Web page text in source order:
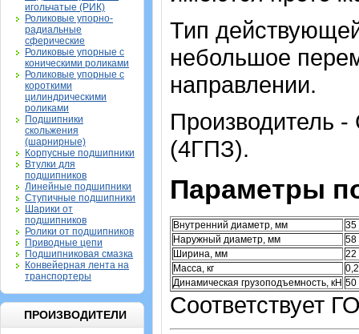
игольчатые (РИК)
Роликовые упорно-
радиальные
сферические
Роликовые упорные с
коническими роликами
Роликовые упорные с
короткими
цилиндрическими
роликами
Подшипники
скольжения
(шарнирные)
Корпусные подшипники
Втулки для
подшипников
Линейные подшипники
Ступичные подшипники
Шарики от
подшипников
Ролики от подшипников
Приводные цепи
Подшипниковая смазка
Конвейерная лента на
транспортеры
ПРОИЗВОДИТЕЛИ
Тип
небольшое
направлении.
Производитель
(4ГПЗ).
Параметры
Внутренний диаметр, мм
35
Наружный диаметр, мм
58
Ширина, мм
22
Масса, кг
Динамическая грузоподъемность, кН 50
Соответствует